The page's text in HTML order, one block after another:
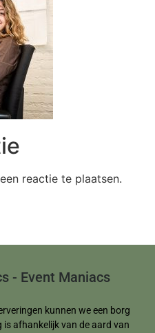
reactie te plaatsen.
- Event Maniacs
kunnen we een borg
afhankelijk van de aard van